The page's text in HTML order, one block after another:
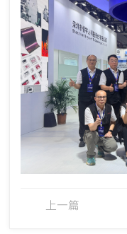
上一篇